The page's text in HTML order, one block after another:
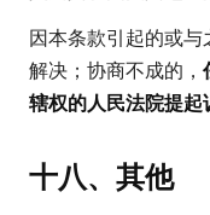
因本条款引起的或
解决；协商不成的，
辖权的人民法院提起
十八、其他